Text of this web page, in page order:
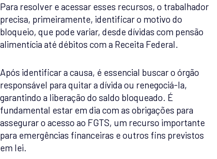
Para resolver e acessar esses recursos, o trabalhador
precisa, primeiramente, identificar o motivo do
bloqueio, que pode variar, desde dívidas com pensão
alimentícia até débitos com a Receita Federal.
Após identificar a causa, é essencial buscar o órgão
responsável para quitar a dívida ou renegociá-la,
garantindo a liberação do saldo bloqueado. É
fundamental estar em dia com as obrigações para
assegurar o acesso ao FGTS, um recurso importante
para emergências financeiras e outros fins previstos
em lei.